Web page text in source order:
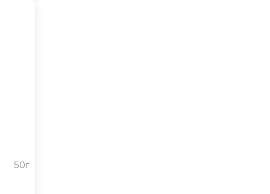
50г